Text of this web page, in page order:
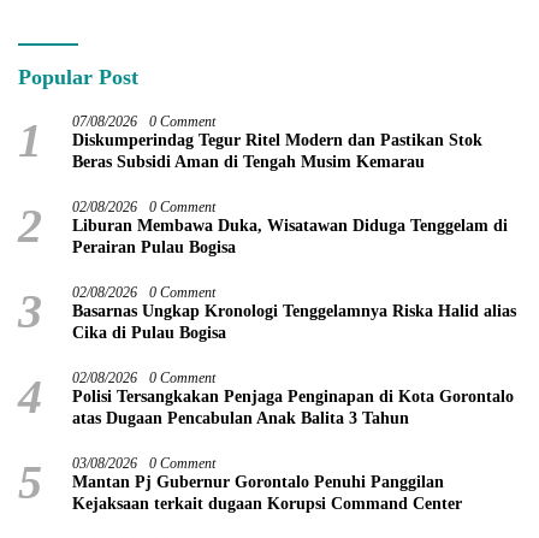
Popular Post
1 07/08/2026 0 Comment
Diskumperindag Tegur Ritel Modern dan Pastikan Stok
Beras Subsidi Aman di Tengah Musim Kemarau
2 02/08/2026 0 Comment
Liburan Membawa Duka, Wisatawan Diduga Tenggelam di
Perairan Pulau Bogisa
3 02/08/2026 0 Comment
Basarnas Ungkap Kronologi Tenggelamnya Riska Halid alias
Cika di Pulau Bogisa
4 02/08/2026 0 Comment
Polisi Tersangkakan Penjaga Penginapan di Kota Gorontalo
atas Dugaan Pencabulan Anak Balita 3 Tahun
5 03/08/2026 0 Comment
Mantan Pj Gubernur Gorontalo Penuhi Panggilan
Kejaksaan terkait dugaan Korupsi Command Center